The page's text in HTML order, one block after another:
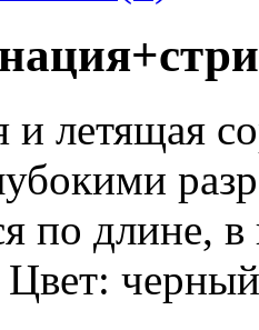
и летящая
по длине, в